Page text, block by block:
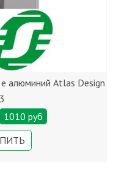
алюминий Atlas Design
1010 руб